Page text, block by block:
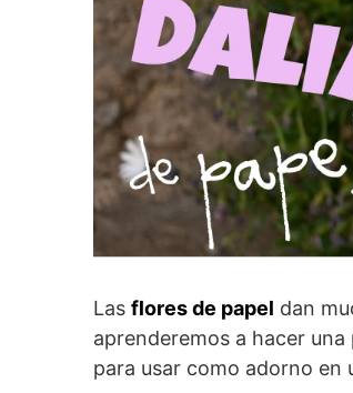
Las flores de papel dan
aprenderemos a hacer una
para usar como adorno en